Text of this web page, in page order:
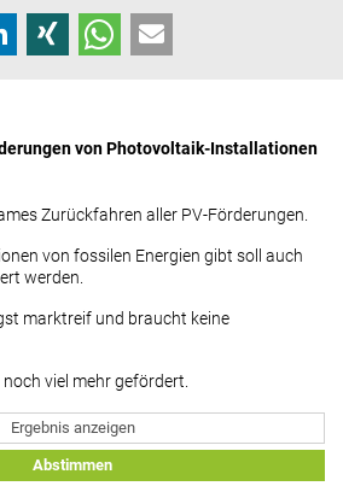
von Photovoltaik-Installationen
Zurückfahren aller PV-Förderungen.
von fossilen Energien gibt soll auch
werden.
marktreif und braucht keine
viel mehr gefördert.
Ergebnis anzeigen
Abstimmen